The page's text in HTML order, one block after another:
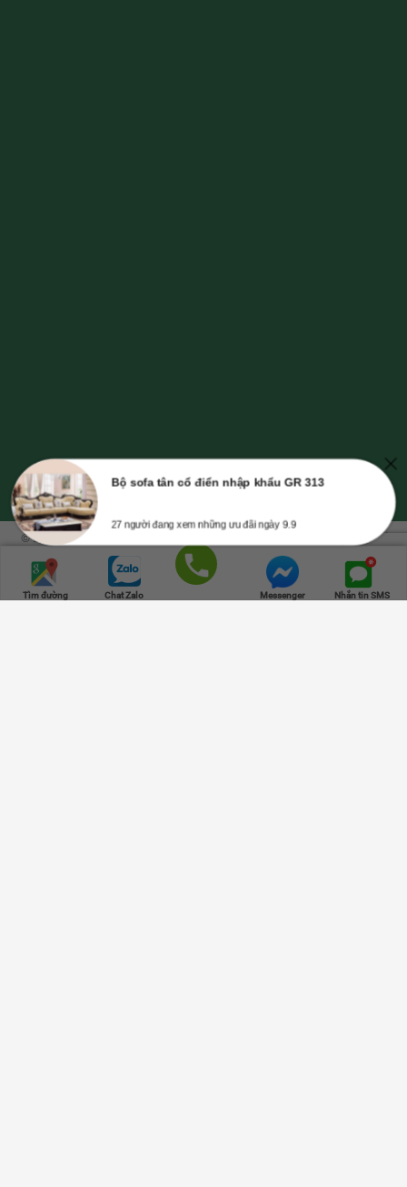
Tìm đường Chat Zalo Messenger Nhắn tin SMS
© Bản quyền thuộc về NỘI THẤT GREENFURNI | Mã số doanh nghiệp số
0315347534, cung cấp ngày 23-10-2018, nơi cấp: Sở Kế Hoạch và Đầu Tư
TPHCM.
Trang chủ Danh mục Cửa hàng Giỏ hàng Lên đầu
Bộ sofa tân cổ điển nhập khẩu GR 313
27 người đang xem những ưu đãi ngày 9.9